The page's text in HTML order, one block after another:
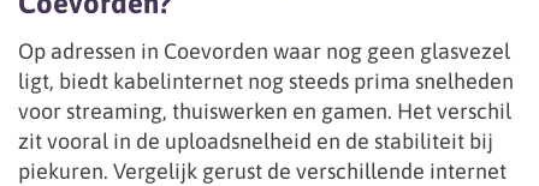
Op adressen in Coevorden waar nog geen glasvezel
ligt, biedt kabelinternet nog steeds prima snelheden
voor streaming, thuiswerken en gamen. Het verschil
zit vooral in de uploadsnelheid en de stabiliteit bij
piekuren. Vergelijk gerust de verschillende internet